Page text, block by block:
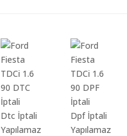
Dtc İptali
Yapılamaz
Dpf İptali
Yapılamaz